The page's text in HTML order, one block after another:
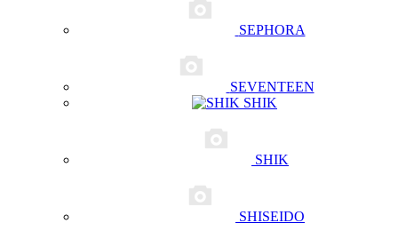
SEPHORA
SEVENTEEN
SHIK
SHIK
SHISEIDO